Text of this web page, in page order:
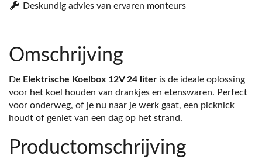
Deskundig advies van ervaren monteurs
Omschrijving
De Elektrische Koelbox 12V 24 liter is de ideale oplossing
voor het koel houden van drankjes en etenswaren. Perfect
voor onderweg, of je nu naar je werk gaat, een picknick
houdt of geniet van een dag op het strand.
Productomschrijving